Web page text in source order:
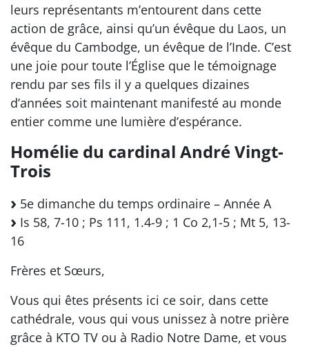
leurs représentants m’entourent dans cette
action de grâce, ainsi qu’un évêque du Laos, un
évêque du Cambodge, un évêque de l’Inde. C’est
une joie pour toute l’Église que le témoignage
rendu par ses fils il y a quelques dizaines
d’années soit maintenant manifesté au monde
entier comme une lumière d’espérance.
Homélie du cardinal André Vingt-
Trois
5e dimanche du temps ordinaire – Année A
Is 58, 7-10 ; Ps 111, 1.4-9 ; 1 Co 2,1-5 ; Mt 5, 13-
16
Frères et Sœurs,
Vous qui êtes présents ici ce soir, dans cette
cathédrale, vous qui vous unissez à notre prière
grâce à KTO TV ou à Radio Notre Dame, et vous